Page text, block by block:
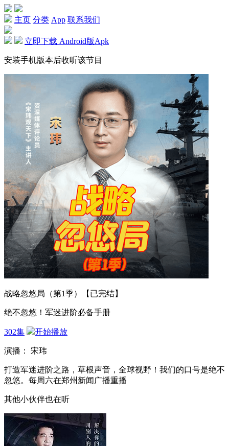
主页 分类 App 联系我们
立即下载 Android版Apk
安装手机版本后收听该节目
战略忽悠局（第1季）【已完结】
绝不忽悠！军迷进阶必备手册
302集 开始播放
演播： 宋玮
打造军迷进阶之路，草根声音，全球视野！我们的口号是绝不
忽悠。每周六在郑州新闻广播重播
其他小伙伴也在听